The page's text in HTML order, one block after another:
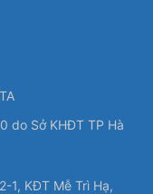
do Sở KHĐT TP Hà
1, KĐT Mễ Trì Hạ,